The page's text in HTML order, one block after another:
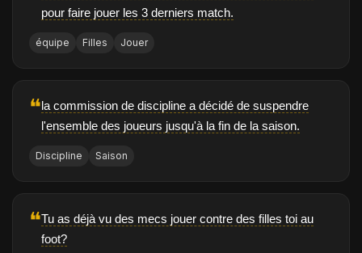
pour faire jouer les 3 derniers match.
équipe Filles Jouer
❝la commission de discipline a décidé de suspendre
l'ensemble des joueurs jusqu'à la fin de la saison.
Discipline Saison
❝Tu as déjà vu des mecs jouer contre des filles toi au
foot?